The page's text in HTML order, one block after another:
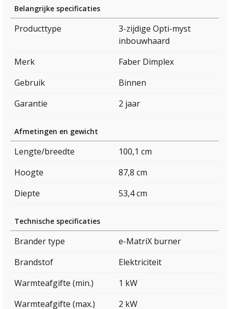
Belangrijke specificaties
Producttype
3-zijdige Opti-myst
inbouwhaard
Merk
Faber Dimplex
Gebruik
Binnen
Garantie
2 jaar
Afmetingen en gewicht
Lengte/breedte
100,1 cm
Hoogte
87,8 cm
Diepte
53,4 cm
Technische specificaties
Brander type
e-MatriX burner
Brandstof
Elektriciteit
Warmteafgifte (min.)
1 kW
Warmteafgifte (max.)
2 kW